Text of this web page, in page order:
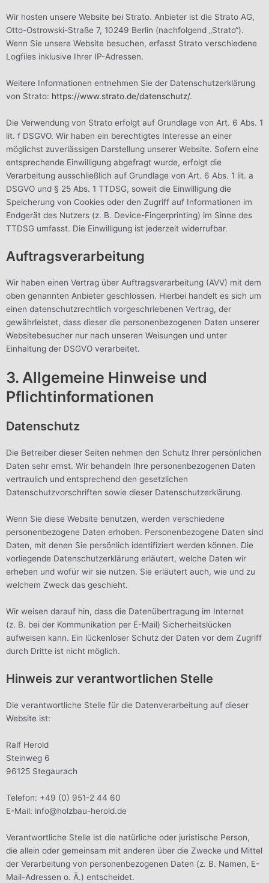
Wir hosten unsere Website bei Strato. Anbieter ist die Strato AG,
Otto-Ostrowski-Straße 7, 10249 Berlin (nachfolgend „Strato“).
Wenn Sie unsere Website besuchen, erfasst Strato verschiedene
Logfiles inklusive Ihrer IP-Adressen.
Weitere Informationen entnehmen Sie der Datenschutzerklärung
von Strato: https://www.strato.de/datenschutz/.
Die Verwendung von Strato erfolgt auf Grundlage von Art. 6 Abs. 1
lit. f DSGVO. Wir haben ein berechtigtes Interesse an einer
möglichst zuverlässigen Darstellung unserer Website. Sofern eine
entsprechende Einwilligung abgefragt wurde, erfolgt die
Verarbeitung ausschließlich auf Grundlage von Art. 6 Abs. 1 lit. a
DSGVO und § 25 Abs. 1 TTDSG, soweit die Einwilligung die
Speicherung von Cookies oder den Zugriff auf Informationen im
Endgerät des Nutzers (z. B. Device-Fingerprinting) im Sinne des
TTDSG umfasst. Die Einwilligung ist jederzeit widerrufbar.
Auftragsverarbeitung
Wir haben einen Vertrag über Auftragsverarbeitung (AVV) mit dem
oben genannten Anbieter geschlossen. Hierbei handelt es sich um
einen datenschutzrechtlich vorgeschriebenen Vertrag, der
gewährleistet, dass dieser die personenbezogenen Daten unserer
Websitebesucher nur nach unseren Weisungen und unter
Einhaltung der DSGVO verarbeitet.
3. Allgemeine Hinweise und
Pflicht­informationen
Datenschutz
Die Betreiber dieser Seiten nehmen den Schutz Ihrer persönlichen
Daten sehr ernst. Wir behandeln Ihre personenbezogenen Daten
vertraulich und entsprechend den gesetzlichen
Datenschutzvorschriften sowie dieser Datenschutzerklärung.
Wenn Sie diese Website benutzen, werden verschiedene
personenbezogene Daten erhoben. Personenbezogene Daten sind
Daten, mit denen Sie persönlich identifiziert werden können. Die
vorliegende Datenschutzerklärung erläutert, welche Daten wir
erheben und wofür wir sie nutzen. Sie erläutert auch, wie und zu
welchem Zweck das geschieht.
Wir weisen darauf hin, dass die Datenübertragung im Internet
(z. B. bei der Kommunikation per E-Mail) Sicherheitslücken
aufweisen kann. Ein lückenloser Schutz der Daten vor dem Zugriff
durch Dritte ist nicht möglich.
Hinweis zur verantwortlichen Stelle
Die verantwortliche Stelle für die Datenverarbeitung auf dieser
Website ist:
Ralf Herold
Steinweg 6
96125 Stegaurach
Telefon: +49 (0) 951-2 44 60
E-Mail: info@holzbau-herold.de
Verantwortliche Stelle ist die natürliche oder juristische Person,
die allein oder gemeinsam mit anderen über die Zwecke und Mittel
der Verarbeitung von personenbezogenen Daten (z. B. Namen, E-
Mail-Adressen o. Ä.) entscheidet.